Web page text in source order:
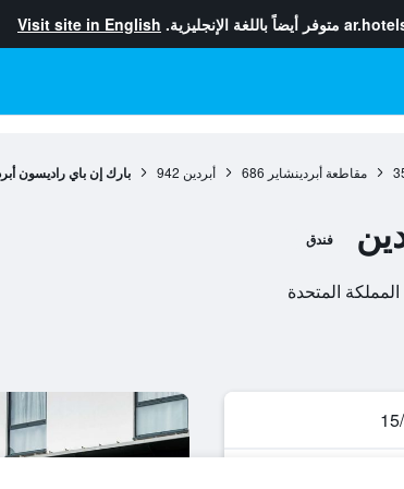
متوفر أيضاً باللغة الإنجليزية. Visit site in English
مقاطعة أبردينشاير 686 أبردين 942 بارك إن باي راديسون
فندق